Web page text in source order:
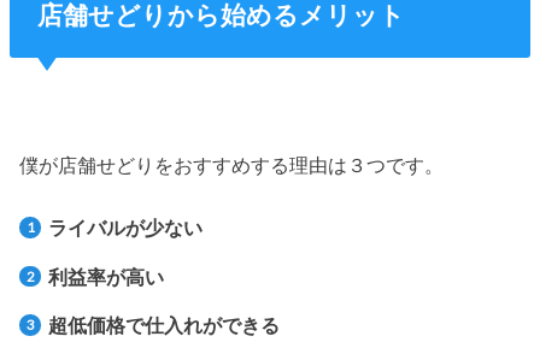
店舗せどりから始めるメリット
僕が店舗せどりをおすすめする理由は３つです。
ライバルが少ない
利益率が高い
超低価格で仕入れができる